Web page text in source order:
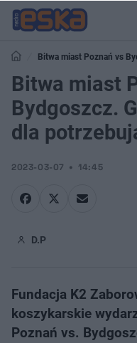
Bitwa miast Poznań vs
Bitwa miast
Bydgoszcz.
dla
2023-03-07 14:45
D.P
Fundacja K2
koszykarskie
Poznań vs.